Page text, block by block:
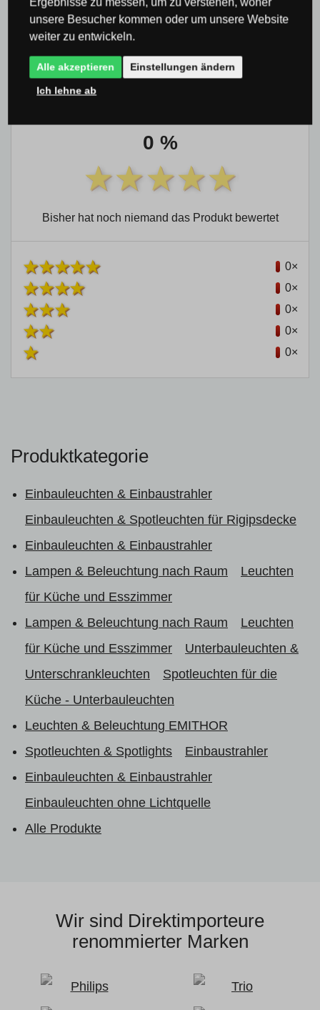
Produktbewertung
0 %
Bisher hat noch niemand das Produkt bewertet
0×
0×
0×
0×
0×
Produktkategorie
Einbauleuchten & Einbaustrahler
Einbauleuchten & Spotleuchten für Rigipsdecke
Einbauleuchten & Einbaustrahler
Lampen & Beleuchtung nach Raum
Leuchten
für Küche und Esszimmer
Lampen & Beleuchtung nach Raum
Leuchten
für Küche und Esszimmer
Unterbauleuchten &
Unterschrankleuchten
Spotleuchten für die
Küche - Unterbauleuchten
Leuchten & Beleuchtung EMITHOR
Spotleuchten & Spotlights
Einbaustrahler
Einbauleuchten & Einbaustrahler
Einbauleuchten ohne Lichtquelle
Alle Produkte
Wir sind Direktimporteure
renommierter Marken
unsere Besucher kommen oder um unsere Website
weiter zu entwickeln.
Alle akzeptieren Einstellungen ändern
Ich lehne ab